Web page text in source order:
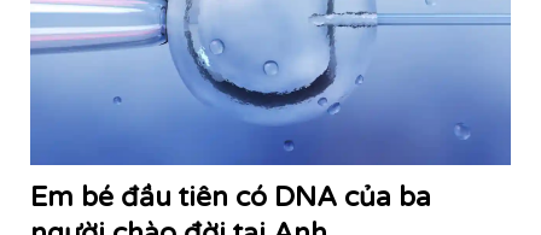
Em bé đầu tiên có DNA của ba